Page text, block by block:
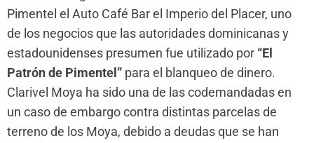
Pimentel el Auto Café Bar el Imperio del Placer, uno
de los negocios que las autoridades dominicanas y
estadounidenses presumen fue utilizado por “El
Patrón de Pimentel” para el blanqueo de dinero.
Clarivel Moya ha sido una de las codemandadas en
un caso de embargo contra distintas parcelas de
terreno de los Moya, debido a deudas que se han